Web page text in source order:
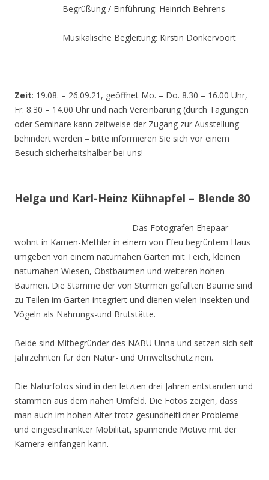
Begrüßung / Einführung: Heinrich Behrens
Musikalische Begleitung: Kirstin Donkervoort
Zeit: 19.08. – 26.09.21, geöffnet Mo. – Do. 8.30 – 16.00 Uhr,
Fr. 8.30 – 14.00 Uhr und nach Vereinbarung (durch Tagungen
oder Seminare kann zeitweise der Zugang zur Ausstellung
behindert werden – bitte informieren Sie sich vor einem
Besuch sicherheitshalber bei uns!
Helga und Karl-Heinz Kühnapfel – Blende 80
Das Fotografen Ehepaar
wohnt in Kamen-Methler in einem von Efeu begrüntem Haus
umgeben von einem naturnahen Garten mit Teich, kleinen
naturnahen Wiesen, Obstbäumen und weiteren hohen
Bäumen. Die Stämme der von Stürmen gefällten Bäume sind
zu Teilen im Garten integriert und dienen vielen Insekten und
Vögeln als Nahrungs-und Brutstätte.
Beide sind Mitbegründer des NABU Unna und setzen sich seit
Jahrzehnten für den Natur- und Umweltschutz nein.
Die Naturfotos sind in den letzten drei Jahren entstanden und
stammen aus dem nahen Umfeld. Die Fotos zeigen, dass
man auch im hohen Alter trotz gesundheitlicher Probleme
und eingeschränkter Mobilität, spannende Motive mit der
Kamera einfangen kann.